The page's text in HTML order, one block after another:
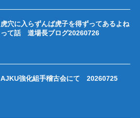
虎穴に入らずんば虎子を得ずってあるよね
って話 道場長ブログ20260726
AJKU強化組手稽古会にて 20260725